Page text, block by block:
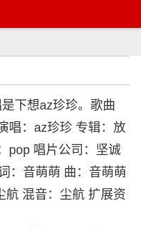
下想az珍珍。歌曲
唱：az珍珍 专辑：放
pop 唱片公司：坚诚
：音萌萌 曲：音萌萌
航 混音：尘航 扩展资